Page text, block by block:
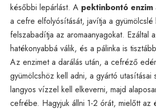
későbbi lepárlást. A pektinbontó enzim
a cefre elfolyósítását, javítja a gyümölcslé
felszabadítja az aromaanyagokat. Ezáltal
hatékonyabbá válik, és a pálinka is
Az enzimet a darálás után, a cefréző
gyümölcshöz kell adni, a gyártó utasításai
langyos vízzel kell elkeverni, majd
cefrébe. Hagyjuk állni 1-2 órát, mielőtt az